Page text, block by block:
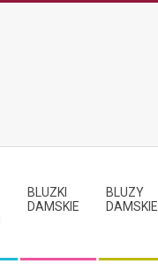
BLUZKI
DAMSKIE
BLUZY
DAMSKIE